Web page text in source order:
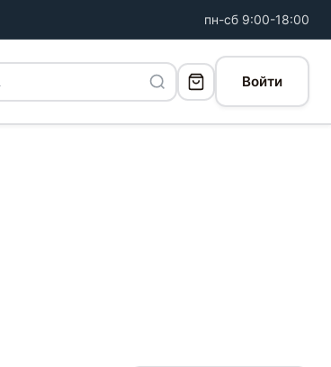
пн-сб 9:00-18:00
Войти